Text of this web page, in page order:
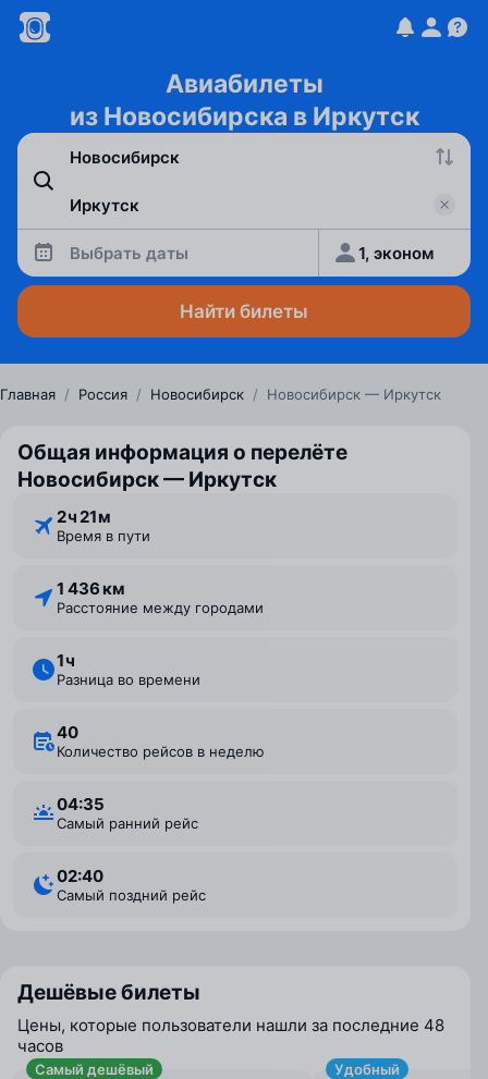
Авиабилеты
из Новосибирска в Иркутск
Выбрать даты 1, эконом
Найти билеты
Главная / Россия / Новосибирск / Новосибирск — Иркутск
Общая информация о перелёте
Новосибирск — Иркутск
2 ⁠ч 21 ⁠м
Время в пути
1 436 км
Расстояние между городами
1 ⁠ч
Разница во времени
40
Количество рейсов в неделю
04:35
Самый ранний рейс
02:40
Самый поздний рейс
Дешёвые билеты
Цены, которые пользователи нашли за последние 48
часов
Самый дешёвый Удобный